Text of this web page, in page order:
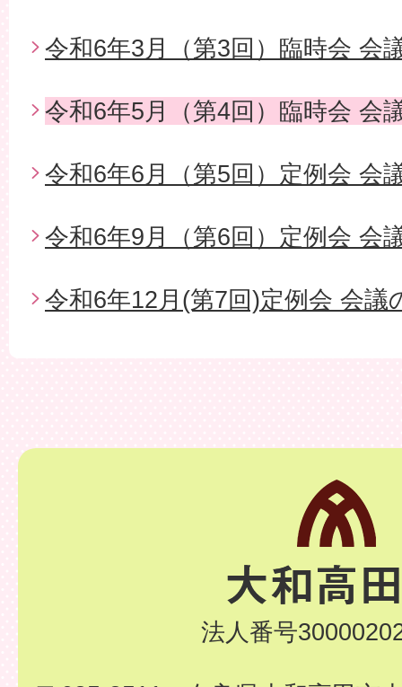
令和6年3月（第3回）臨時会 会
令和6年5月（第4回）臨時会 会
令和6年6月（第5回）定例会 会
令和6年9月（第6回）定例会 会
令和6年12月(第7回)定例会 会議
法人番号